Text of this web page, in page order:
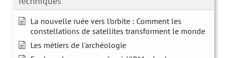
La nouvelle ruée vers l’orbite : Comment les
constellations de satellites transforment le monde
Les métiers de l'archéologie